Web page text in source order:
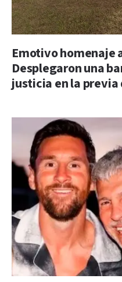
Emotivo homenaje
Desplegaron una
justicia en la